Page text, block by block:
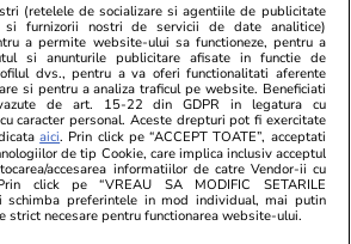
întâlnesc cu un
la el”
merg acolo
aparent
spărgătorii
18 iul.
(retelele de socializare si agentiile de publicitate
si furnizorii nostri de servicii de date analitice)
a permite website-ului sa functioneze, pentru a
si anunturile publicitare afisate in functie de
dvs., pentru a va oferi functionalitati aferente
si pentru a analiza traficul pe website. Beneficiati
de art. 15-22 din GDPR in legatura cu
caracter personal. Aceste drepturi pot fi exercitate
aici. Prin click pe “ACCEPT TOATE”, acceptati
de tip Cookie, care implica inclusiv acceptul
accesarea informatiilor de catre Vendor-ii cu
click pe “VREAU SA MODIFIC SETARILE
schimba preferintele in mod individual, mai putin
strict necesare pentru functionarea website-ului.